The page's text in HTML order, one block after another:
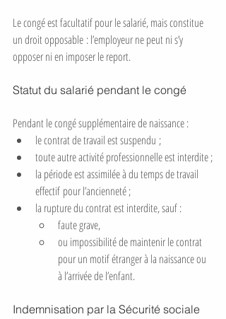
Le congé est facultatif pour le salarié, mais constitue
un droit opposable : l’employeur ne peut ni s’y
opposer ni en imposer le report.
Statut du salarié pendant le congé
Pendant le congé supplémentaire de naissance :
le contrat de travail est suspendu ;
toute autre activité professionnelle est interdite ;
la période est assimilée à du temps de travail
effectif pour l’ancienneté ;
la rupture du contrat est interdite, sauf :
faute grave,
ou impossibilité de maintenir le contrat
pour un motif étranger à la naissance ou
à l’arrivée de l’enfant.
Indemnisation par la Sécurité sociale